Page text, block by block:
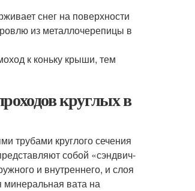
снег на поверхности
из металлочерепицы в
к коньку крыши, тем
круглых в
трубами круглого сечения
собой «сэндвич-
и внутреннего, и слоя
минеральная вата на